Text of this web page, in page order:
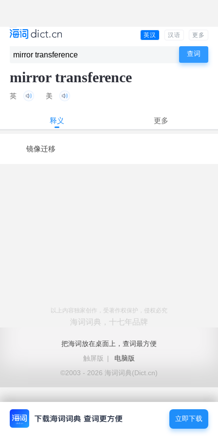
英汉 汉语 更多
mirror transference
英 美
释义 更多
镜像迁移
以上内容独家创作，受著作权保护，侵权必究
海词词典，十七年品牌
把海词放在桌面上，查词最方便
触屏版
|
电脑版
©2003 - 2026 海词词典(Dict.cn)
立即下载
立即下载